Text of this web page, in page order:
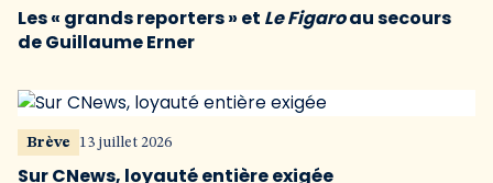
Les « grands reporters » et Le Figaroau secours
de Guillaume Erner
Brève 13 juillet 2026
Sur CNews, loyauté entière exigée